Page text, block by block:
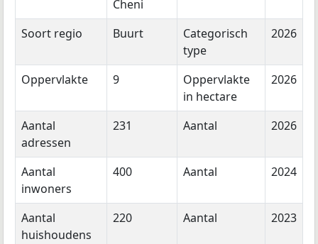
Cheni
Soort regio Buurt
Categorisch
type
2026
Oppervlakte 9
Oppervlakte
in hectare
2026
Aantal
adressen
231 Aantal 2026
Aantal
inwoners
400 Aantal 2024
Aantal
huishoudens
220 Aantal 2023